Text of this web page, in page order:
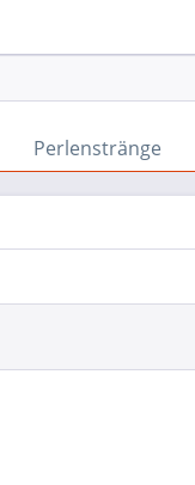
Perlenstränge